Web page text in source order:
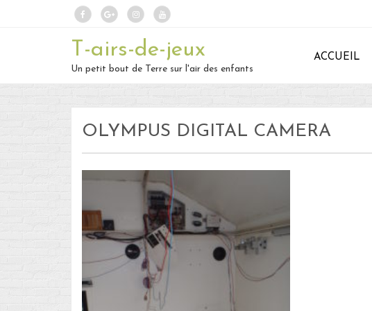
T-airs-de-jeux
Un petit bout de Terre sur l'air des enfants
ACCUEIL
OLYMPUS DIGITAL CAMERA